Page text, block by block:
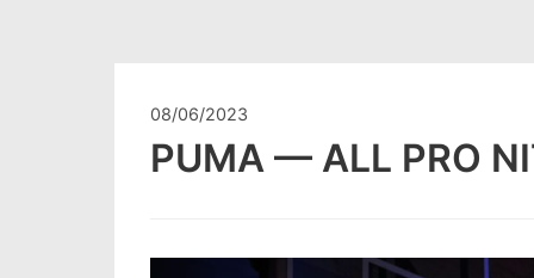
08/06/2023
PUMA — ALL PRO